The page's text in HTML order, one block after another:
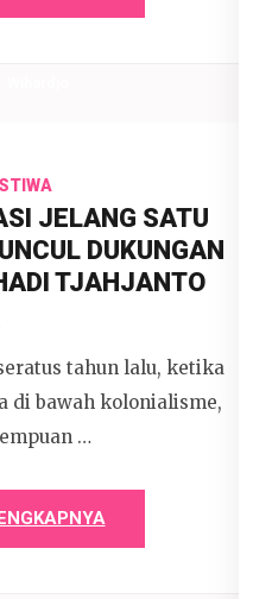
JELANG SATU
DUKUNGAN
TJAHJANTO
tahun lalu, ketika
di bawah kolonialisme,
…